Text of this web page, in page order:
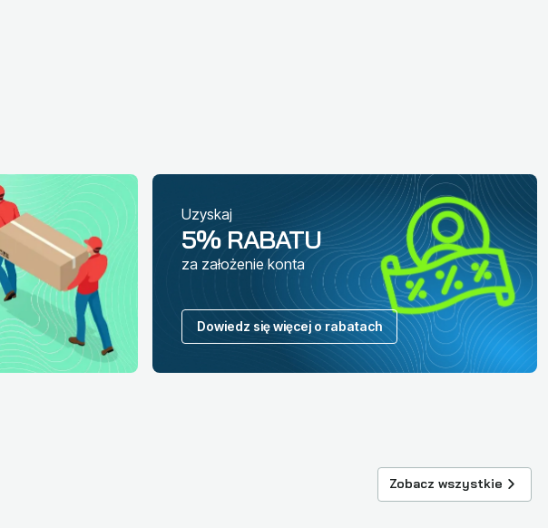
Uzyskaj
5% RABATU
za założenie konta
Dowiedz się więcej o rabatach
Zobacz wszystkie